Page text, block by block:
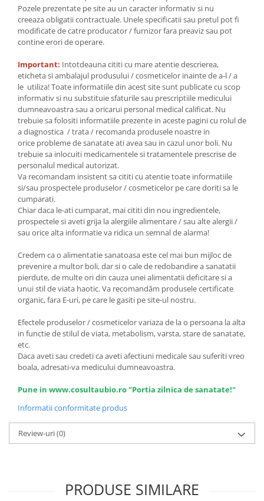
Pozele prezentate pe site au un caracter informativ si nu
creeaza obligatii contractuale. Unele specificatii sau pretul pot fi
modificate de catre producator / furnizor fara preaviz sau pot
contine erori de operare.
Important: Intotdeauna cititi cu mare atentie descrierea,
eticheta si ambalajul produsului / cosmeticelor inainte de a-l / a
le utiliza! Toate informatiile din acest site sunt publicate cu scop
informativ si nu substituie sfaturile sau prescriptiile medicului
dumneavoastra sau a oricarui personal medical calificat. Nu
trebuie sa folositi informatiile prezente in aceste pagini cu rolul de
a diagnostica / trata / recomanda produsele noastre in
orice probleme de sanatate ati avea sau in cazul unor boli. Nu
trebuie sa inlocuiti medicamentele si tratamentele prescrise de
personalul medical autorizat.
Va recomandam insistent sa cititi cu atentie toate informatiile
si/sau prospectele produselor / cosmeticelor pe care doriti sa le
cumparati.
Chiar daca le-ati cumparat, mai cititi din nou ingredientele,
prospectele si aveti grija la alergiile alimentare / sau alte alergii /
sau orice alta informatie va ridica un semnal de alarma!
Credem ca o alimentatie sanatoasa este cel mai bun mijloc de
prevenire a multor boli, dar si o cale de redobandire a sanatatii
pierdute, de multe ori din cauza unei alimentatii deficitare si a
unui stil de viata haotic. Va recomandăm produsele certificate
organic, fara E-uri, pe care le gasiti pe site-ul nostru.
Efectele produselor / cosmeticelor variaza de la o persoana la alta
in functie de stilul de viata, metabolism, varsta, stare de sanatate,
etc.
Daca aveti sau credeti ca aveti afectiuni medicale sau suferiti vreo
boala, adresati-va medicului dumneavoastra.
Pune in www.cosultaubio.ro "Portia zilnica de sanatate!"
Informatii conformitate produs
Review-uri(0)
PRODUSE SIMILARE